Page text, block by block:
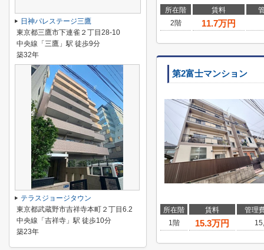
所在階 賃料
2階
11.7万円
第2富士マンション
所在階 賃料
管理
1階
15.3万円
日神パレステージ三鷹
東京都三鷹市下連雀２丁目28-10
中央線「三鷹」駅 徒歩9分
築32年
テラスジョージタウン
東京都武蔵野市吉祥寺本町２丁目6.2
中央線「吉祥寺」駅 徒歩10分
築23年